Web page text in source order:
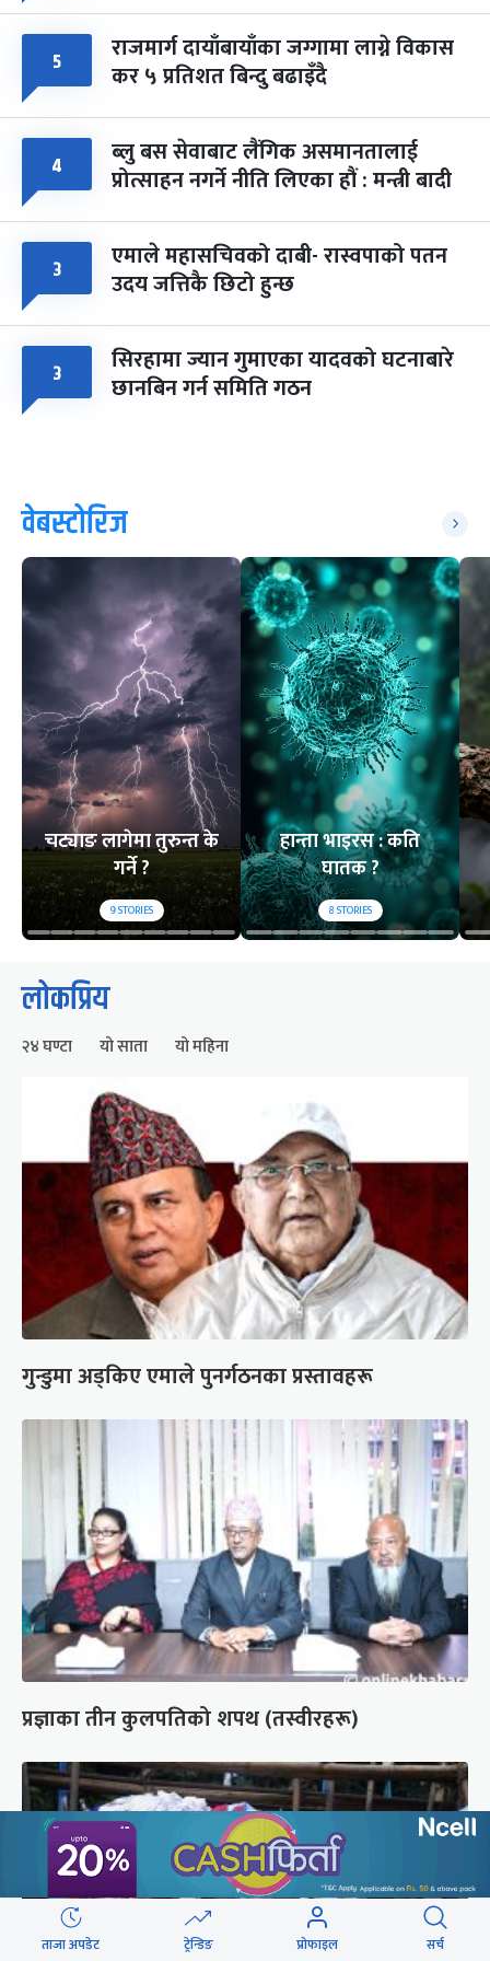
५ राजमार्ग दायाँबायाँका जग्गामा लाग्ने विकास
कर ५ प्रतिशत बिन्दु बढाइँदै
४ ब्लु बस सेवाबाट लैंगिक असमानतालाई
प्रोत्साहन नगर्ने नीति लिएका हौं : मन्त्री बादी
३ एमाले महासचिवको दाबी- रास्वपाको पतन
उदय जत्तिकै छिटो हुन्छ
३ सिरहामा ज्यान गुमाएका यादवको घटनाबारे
छानबिन गर्न समिति गठन
वेबस्टोरिज
चट्याङ लागेमा तुरुन्त के
गर्ने ?
9STORIES
हान्ता भाइरस : कति
घातक ?
8STORIES
लोकप्रिय
२४ घण्टा यो साता यो महिना
गुन्डुमा अड्किए एमाले पुनर्गठनका प्रस्तावहरू
प्रज्ञाका तीन कुलपतिको शपथ (तस्वीरहरू)
ताजा अपडेट ट्रेन्डिङ प्रोफाइल सर्च